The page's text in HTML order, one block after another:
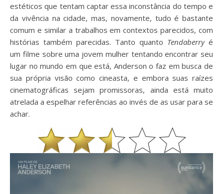
estéticos que tentam captar essa inconstância do tempo e
da vivência na cidade, mas, novamente, tudo é bastante
comum e similar a trabalhos em contextos parecidos, com
histórias também parecidas. Tanto quanto Tendaberryé
um filme sobre uma jovem mulher tentando encontrar seu
lugar no mundo em que está, Anderson o faz em busca de
sua própria visão como cineasta, e embora suas raízes
cinematográficas sejam promissoras, ainda está muito
atrelada a espelhar referências ao invés de as usar para se
achar.